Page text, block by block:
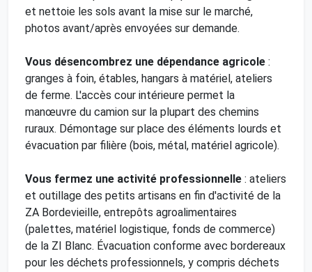
et nettoie les sols avant la mise sur le marché,
photos avant/après envoyées sur demande.
Vous désencombrez une dépendance agricole :
granges à foin, étables, hangars à matériel, ateliers
de ferme. L'accès cour intérieure permet la
manœuvre du camion sur la plupart des chemins
ruraux. Démontage sur place des éléments lourds et
évacuation par filière (bois, métal, matériel agricole).
Vous fermez une activité professionnelle : ateliers
et outillage des petits artisans en fin d'activité de la
ZA Bordevieille, entrepôts agroalimentaires
(palettes, matériel logistique, fonds de commerce)
de la ZI Blanc. Évacuation conforme avec bordereaux
pour les déchets professionnels, y compris déchets